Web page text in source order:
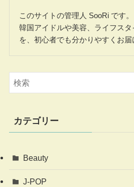
このサイトの管理人 SooRi です。
韓国アイドルや美容、ライフス
を、初心者でも分かりやすくお届
カテゴリー
Beauty
J-POP